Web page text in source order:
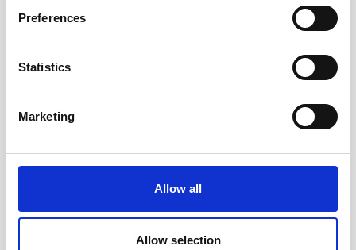
Preferences
Statistics
Marketing
Allow all
Allow selection
Linjerad Notebook A5 256
Linjerad Notebook A5 128